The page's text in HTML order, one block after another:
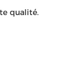
qualité.